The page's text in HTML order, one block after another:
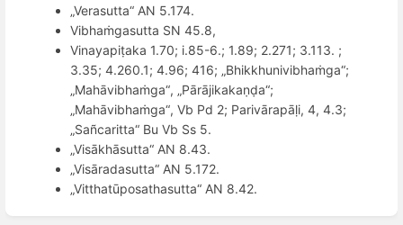
„Verasutta“ AN 5.174.
Vibhaṁgasutta SN 45.8,
Vinayapiṭaka 1.70; i.85-6.; 1.89; 2.271; 3.113. ;
3.35; 4.260.1; 4.96; 416; „Bhikkhunivibhaṁga“;
„Mahāvibhaṁga“, „Pārājikakaṇḍa“;
„Mahāvibhaṁga“, Vb Pd 2; Parivārapāḷi, 4, 4.3;
„Sañcaritta“ Bu Vb Ss 5.
„Visākhāsutta“ AN 8.43.
„Visāradasutta“ AN 5.172.
„Vitthatūposathasutta“ AN 8.42.